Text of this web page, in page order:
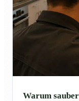
Warum